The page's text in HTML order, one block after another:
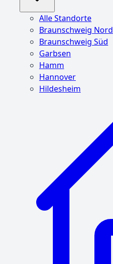
Alle Standorte
Braunschweig Nord
Braunschweig Süd
Garbsen
Hamm
Hannover
Hildesheim